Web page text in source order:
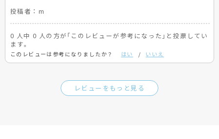
投稿者： m
0 人中 0 人の方が｢このレビューが参考になった｣と投票してい
ます。
このレビューは参考になりましたか？ はい / いいえ
レビューをもっと見る